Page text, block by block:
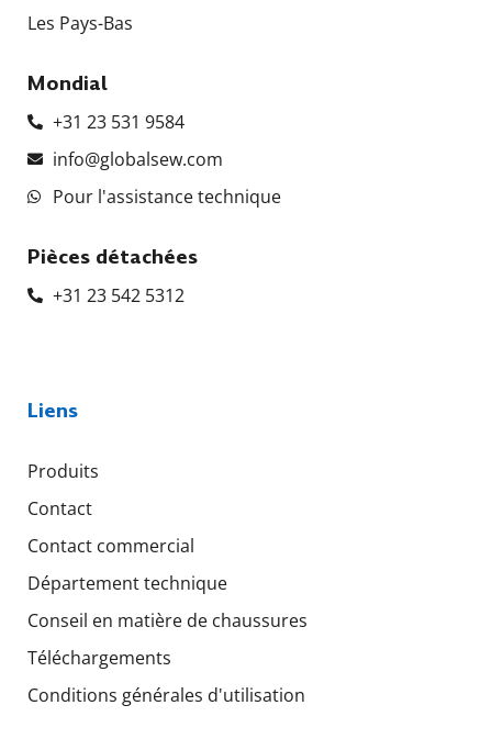
Les Pays-Bas
Mondial
+31 23 531 9584
info@globalsew.com
Pour l'assistance technique
Pièces détachées
+31 23 542 5312
Liens
Produits
Contact
Contact commercial
Département technique
Conseil en matière de chaussures
Téléchargements
Conditions générales d'utilisation